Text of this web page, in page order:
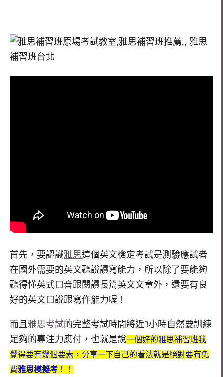
首先，要認識雅思這個英文檢定考試是測驗應試者
在國外需要的英文聽說讀寫能力，所以除了要能夠
聽得懂英式口音跟閱讀長篇英文文章外，還要有良
好的英文口說跟寫作能力喔！
而且 雅思考試的完整考試時間將近3小時自然要訓練
足夠的專注力應付，也就是說一個好的雅思補習班我
覺得要有幾個要素，分享一下自己的看法就是絕對要有免
費雅思模擬考 ！！